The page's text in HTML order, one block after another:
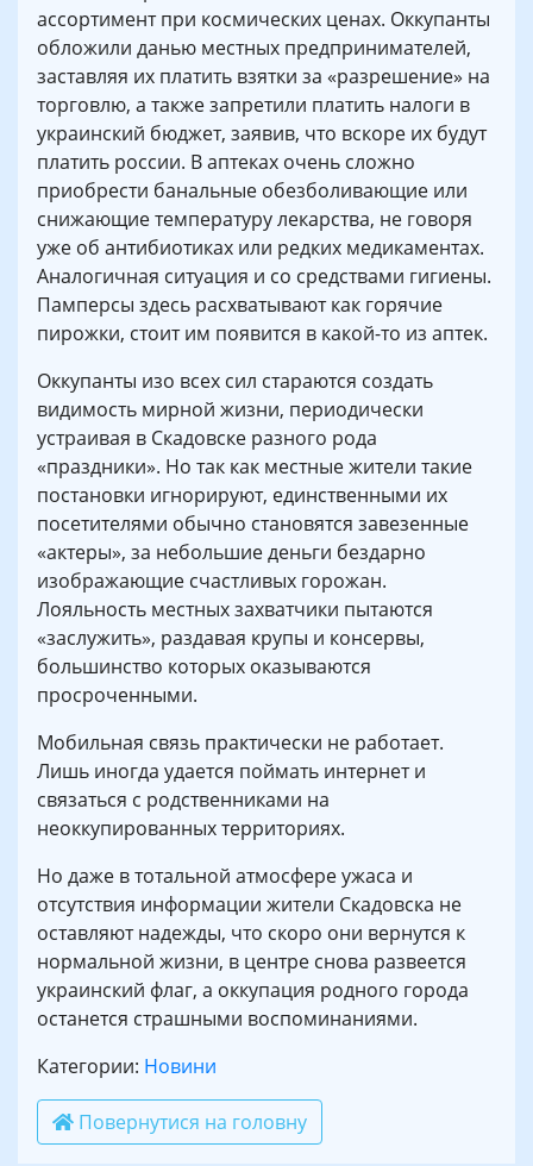
ассортимент при космических ценах. Оккупанты
обложили данью местных предпринимателей,
заставляя их платить взятки за «разрешение» на
торговлю, а также запретили платить налоги в
украинский бюджет, заявив, что вскоре их будут
платить россии. В аптеках очень сложно
приобрести банальные обезболивающие или
снижающие температуру лекарства, не говоря
уже об антибиотиках или редких медикаментах.
Аналогичная ситуация и со средствами гигиены.
Памперсы здесь расхватывают как горячие
пирожки, стоит им появится в какой-то из аптек.
Оккупанты изо всех сил стараются создать
видимость мирной жизни, периодически
устраивая в Скадовске разного рода
«праздники». Но так как местные жители такие
постановки игнорируют, единственными их
посетителями обычно становятся завезенные
«актеры», за небольшие деньги бездарно
изображающие счастливых горожан.
Лояльность местных захватчики пытаются
«заслужить», раздавая крупы и консервы,
большинство которых оказываются
просроченными.
Мобильная связь практически не работает.
Лишь иногда удается поймать интернет и
связаться с родственниками на
неоккупированных территориях.
Но даже в тотальной атмосфере ужаса и
отсутствия информации жители Скадовска не
оставляют надежды, что скоро они вернутся к
нормальной жизни, в центре снова развеется
украинский флаг, а оккупация родного города
останется страшными воспоминаниями.
Категории: Новини
Повернутися на головну